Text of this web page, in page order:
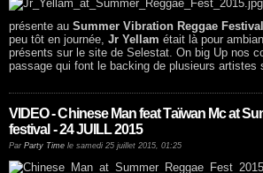
présente au Summer Vibration Reggae Festival
peu tôt en journée, Jr Yellam était là pour
présents sur le site de Selestat. On big Up nos
passage qui font le backing de plusieurs artistes
VIDEO - Chinese Man feat Taïwan Mc at
festival - 24 JUILL 2015
Par Party Time le samedi 25 juillet 2015, 01:25